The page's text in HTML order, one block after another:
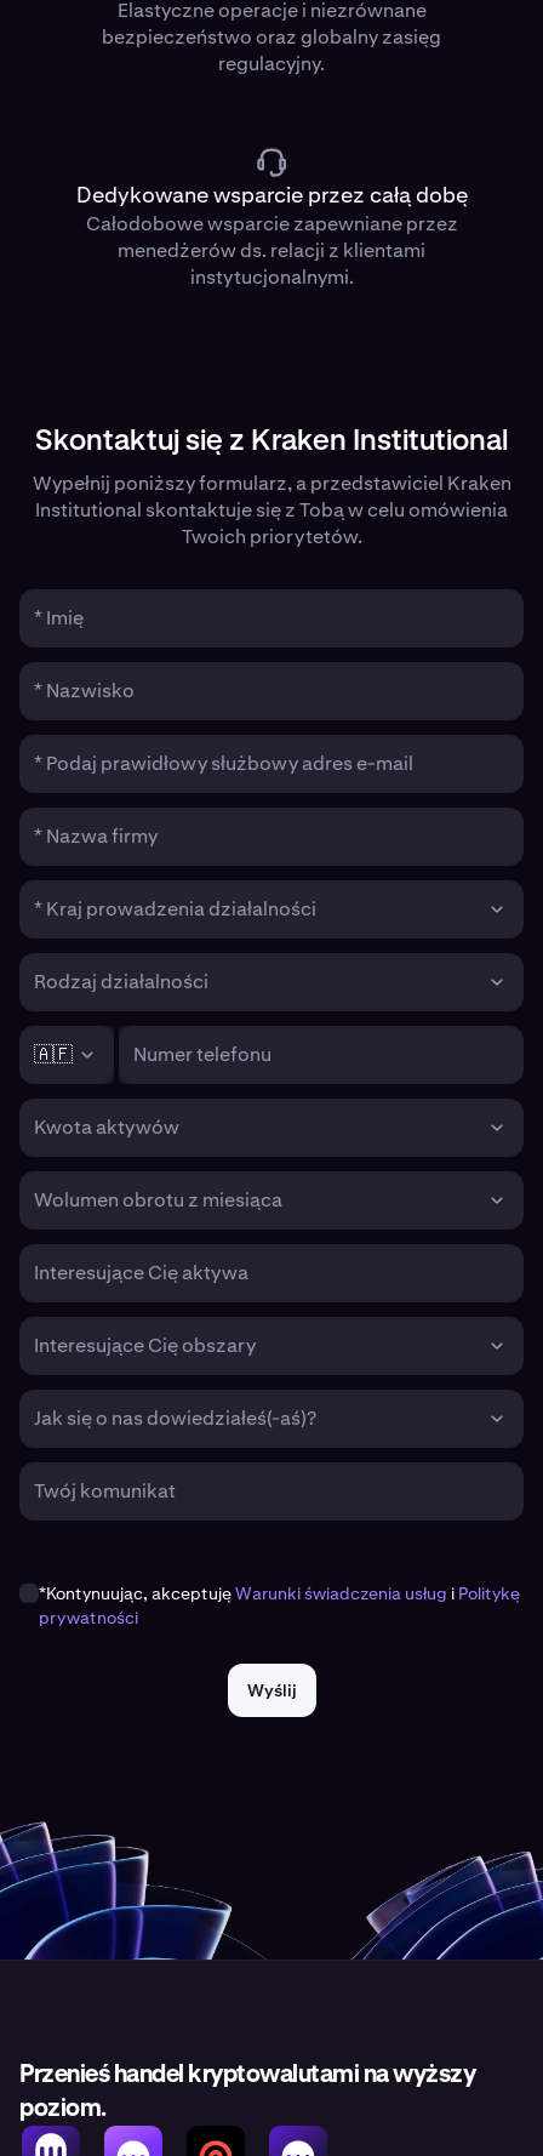
Elastyczne operacje i niezrównane
bezpieczeństwo oraz globalny zasięg
regulacyjny.
Dedykowane wsparcie przez całą dobę
Całodobowe wsparcie zapewniane przez
menedżerów ds. relacji z klientami
instytucjonalnymi.
Skontaktuj się z Kraken Institutional
Wypełnij poniższy formularz, a przedstawiciel Kraken
Institutional skontaktuje się z Tobą w celu omówienia
Twoich priorytetów.
* Imię
* Nazwisko
* Podaj prawidłowy służbowy adres e-mail
* Nazwa firmy
* Kraj prowadzenia działalności
Rodzaj działalności
🇦🇫 Numer telefonu
Kwota aktywów
Wolumen obrotu z miesiąca
Interesujące Cię aktywa
Interesujące Cię obszary
Jak się o nas dowiedziałeś(-aś)?
Twój komunikat
*Kontynuując, akceptujęWarunki świadczenia usług i Politykę
prywatności
Wyślij
Przenieś handel kryptowalutami na wyższy
poziom.